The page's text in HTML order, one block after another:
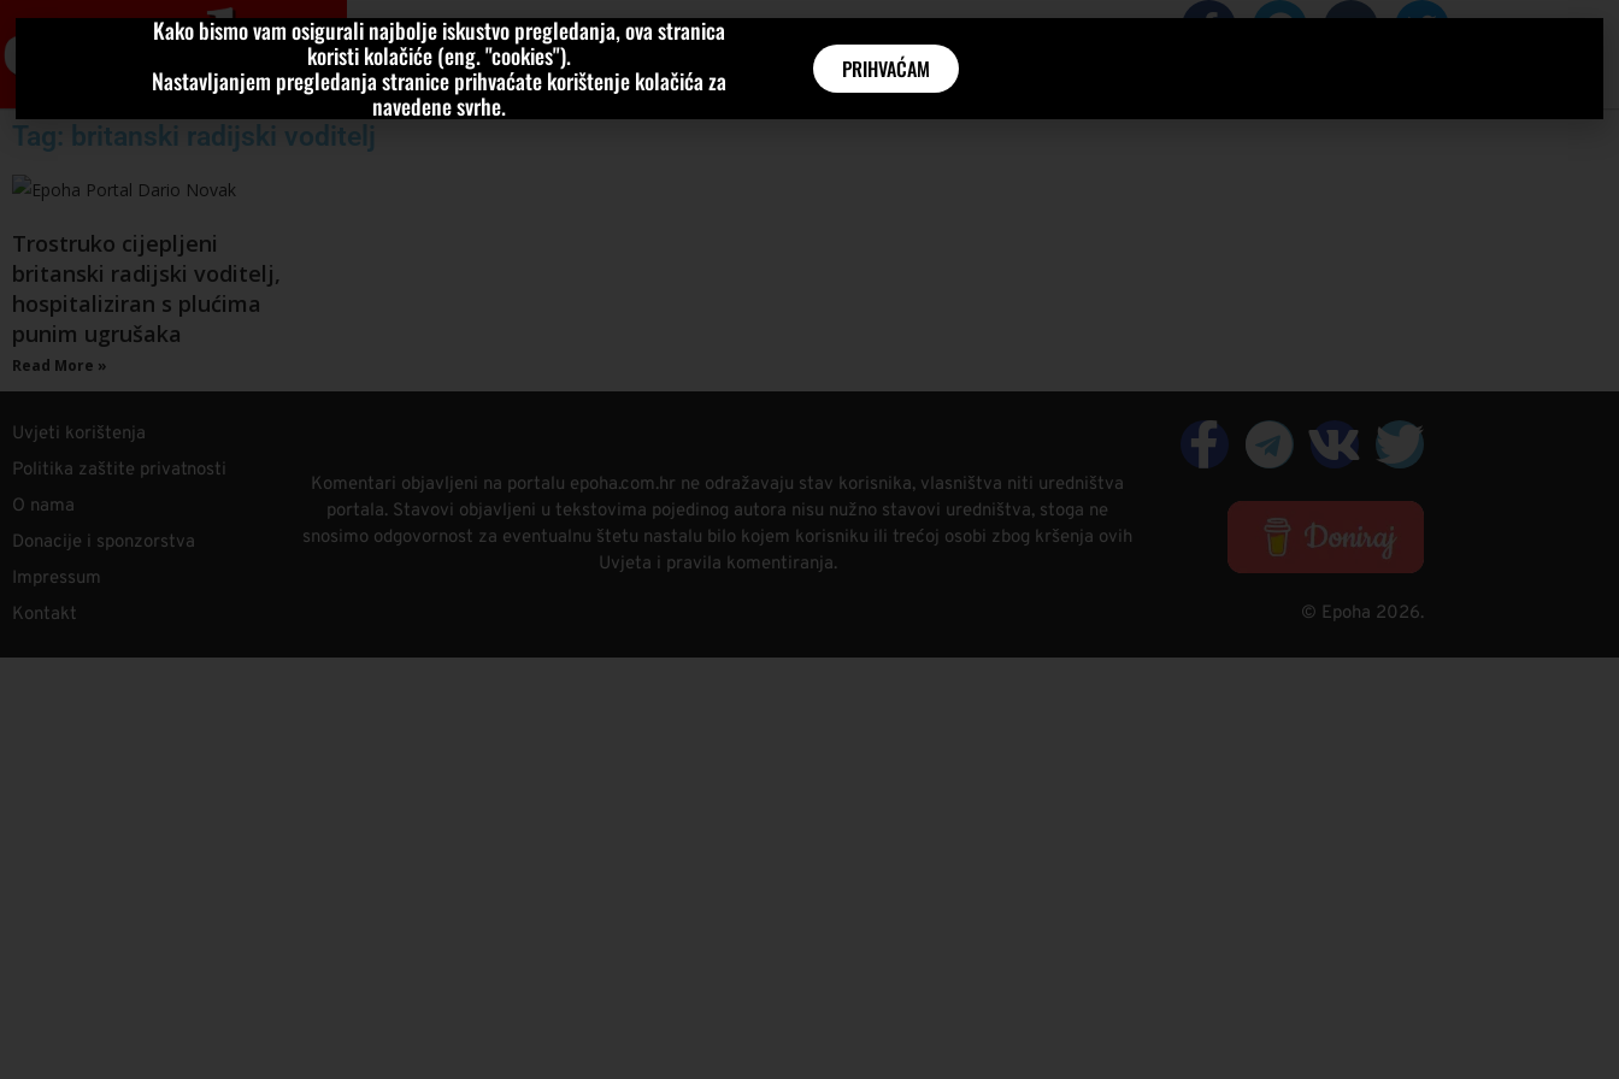
VIJESTI KOLUMNE KATEGORIJE INTERVJUI AKTUALNO
Tag: britanski radijski voditelj
Trostruko cijepljeni
britanski radijski voditelj,
hospitaliziran s plućima
punim ugrušaka
Read More »
Uvjeti korištenja
Politika zaštite privatnosti
O nama
Donacije i sponzorstva
Impressum
Kontakt
Komentari objavljeni na portalu epoha.com.hr ne odražavaju stav korisnika, vlasništva niti uredništva
portala. Stavovi objavljeni u tekstovima pojedinog autora nisu nužno stavovi uredništva, stoga ne
snosimo odgovornost za eventualnu štetu nastalu bilo kojem korisniku ili trećoj osobi zbog kršenja ovih
Uvjeta i pravila komentiranja.
© Epoha 2026.
Kako bismo vam osigurali najbolje iskustvo pregledanja, ova stranica
koristi kolačiće (eng. "cookies").
Nastavljanjem pregledanja stranice prihvaćate korištenje kolačića za
navedene svrhe.
PRIHVAĆAM